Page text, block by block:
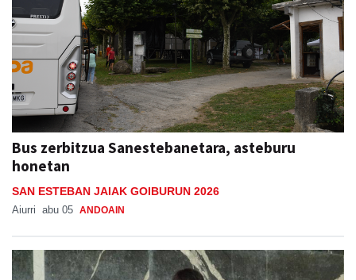
Bus zerbitzua Sanestebanetara, asteburu
honetan
SAN ESTEBAN JAIAK GOIBURUN 2026
Aiurri abu 05 ANDOAIN